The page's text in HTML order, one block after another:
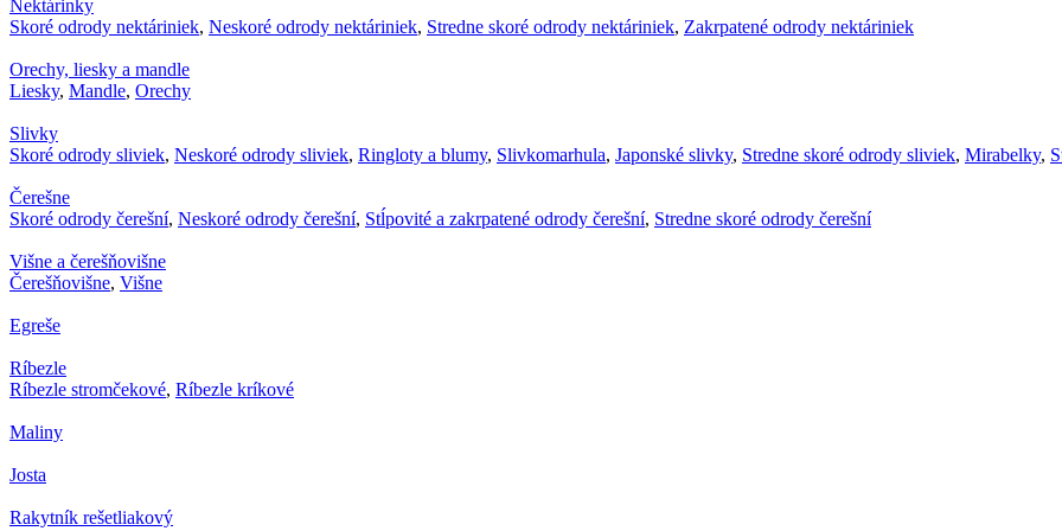
Nektárinky
Skoré odrody nektáriniek, Neskoré odrody nektáriniek, Stredne skoré odrody nektáriniek, Zakrpatené odrody nektáriniek
Orechy, liesky a mandle
Liesky, Mandle, Orechy
Slivky
Skoré odrody sliviek, Neskoré odrody sliviek, Ringloty a blumy, Slivkomarhula, Japonské slivky, Stredne skoré odrody sliviek, Mirabelky,
Čerešne
Skoré odrody čerešní, Neskoré odrody čerešní, Stĺpovité a zakrpatené odrody čerešní, Stredne skoré odrody čerešní
Višne a čerešňovišne
Čerešňovišne, Višne
Egreše
Ríbezle
Ríbezle stromčekové, Ríbezle kríkové
Maliny
Josta
Rakytník rešetliakový